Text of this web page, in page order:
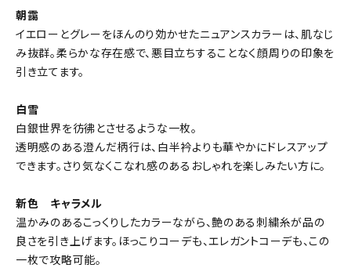
朝靄
イエローとグレーをほんのり効かせたニュアンスカラーは、肌なじ
み抜群。柔らかな存在感で、悪目立ちすることなく顔周りの印象を
引き立てます。
白雪
白銀世界を彷彿とさせるような一枚。
透明感のある澄んだ柄行は、白半衿よりも華やかにドレスアップ
できます。さり気なくこなれ感のあるおしゃれを楽しみたい方に。
新色 キャラメル
温かみのあるこっくりしたカラーながら、艶のある刺繍糸が品の
良さを引き上げます。ほっこりコーデも、エレガントコーデも、この
一枚で攻略可能。